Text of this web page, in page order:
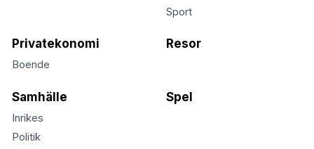
Sport
Privatekonomi
Boende
Resor
Samhälle
Inrikes
Politik
Spel